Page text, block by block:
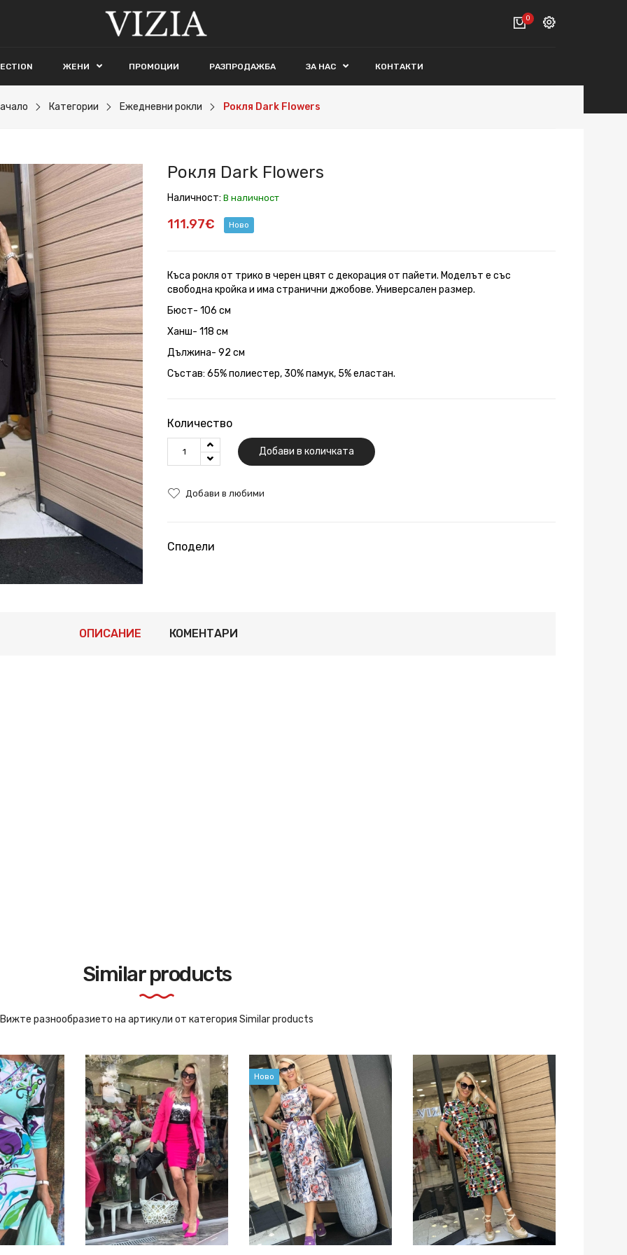
0
ВАШАТА КОЛИЧКА Е ПРАЗНА.
ЖЕНИ ПРОМОЦИИ РАЗПРОДАЖБА ЗА НАС КОНТАКТИ
Категории Ежедневни рокли Рокля Dark Flowers
Рокля Dark Flowers
Наличност: В наличност
111.97€ Ново
Къса рокля от трико в черен цвят с декорация от пайети. Моделът е със
свободна кройка и има странични джобове. Универсален размер.
Бюст- 106 см
Ханш- 118 см
Дължина- 92 см
Състав: 65% полиестер, 30% памук, 5% еластан.
Количество
Добави в количката
Добави в любими
Сподели
ОПИСАНИЕ КОМЕНТАРИ
Similar products
Вижте разнообразието на артикули от категория Similar products
Ново